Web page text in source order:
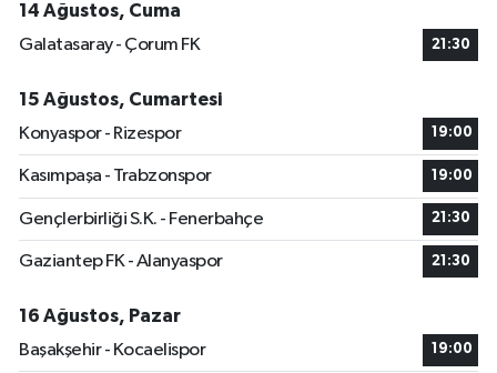
14 Ağustos, Cuma
Galatasaray - Çorum FK
21:30
15 Ağustos, Cumartesi
Konyaspor - Rizespor
19:00
Kasımpaşa - Trabzonspor 19:00
Gençlerbirliği S.K. - Fenerbahçe 21:30
Gaziantep FK - Alanyaspor 21:30
16 Ağustos, Pazar
Başakşehir - Kocaelispor
19:00